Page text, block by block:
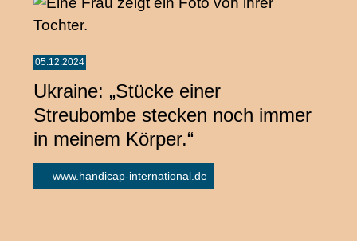
05.12.2024
Ukraine: „Stücke einer
Streubombe stecken noch immer
in meinem Körper.“
www.handicap-international.de